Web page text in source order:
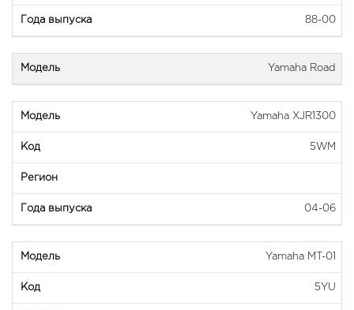
88-00
Yamaha Road
Yamaha XJR1300
5WM
04-06
Yamaha MT-01
5YU